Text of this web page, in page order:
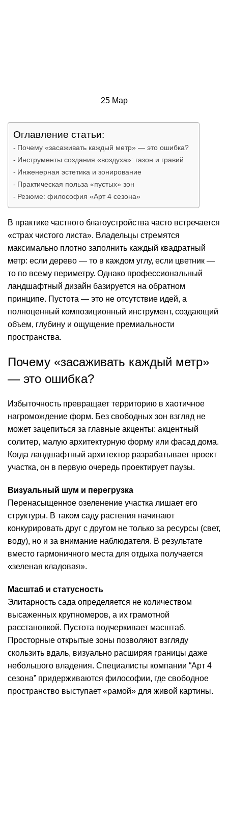
25 Мар
Оглавление статьи:
Почему «засаживать каждый метр» — это ошибка?
Инструменты создания «воздуха»: газон и гравий
Инженерная эстетика и зонирование
Практическая польза «пустых» зон
Резюме: философия «Арт 4 сезона»
В практике частного благоустройства часто встречается
«страх чистого листа». Владельцы стремятся
максимально плотно заполнить каждый квадратный
метр: если дерево — то в каждом углу, если цветник —
то по всему периметру. Однако профессиональный
ландшафтный дизайн базируется на обратном
принципе. Пустота — это не отсутствие идей, а
полноценный композиционный инструмент, создающий
объем, глубину и ощущение премиальности
пространства.
Почему «засаживать каждый метр»
— это ошибка?
Избыточность превращает территорию в хаотичное
нагромождение форм. Без свободных зон взгляд не
может зацепиться за главные акценты: акцентный
солитер, малую архитектурную форму или фасад дома.
Когда ландшафтный архитектор разрабатывает проект
участка, он в первую очередь проектирует паузы.
Визуальный шум и перегрузка
Перенасыщенное озеленение участка лишает его
структуры. В таком саду растения начинают
конкурировать друг с другом не только за ресурсы (свет,
воду), но и за внимание наблюдателя. В результате
вместо гармоничного места для отдыха получается
«зеленая кладовая».
Масштаб и статусность
Элитарность сада определяется не количеством
высаженных крупномеров, а их грамотной
расстановкой. Пустота подчеркивает масштаб.
Просторные открытые зоны позволяют взгляду
скользить вдаль, визуально расширяя границы даже
небольшого владения. Специалисты компании “Арт 4
сезона” придерживаются философии, где свободное
пространство выступает «рамой» для живой картины.